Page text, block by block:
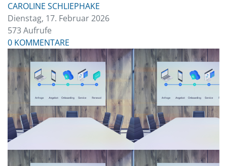
CAROLINE SCHLIEPHAKE
Dienstag, 17. Februar 2026
573 Aufrufe
0 KOMMENTARE